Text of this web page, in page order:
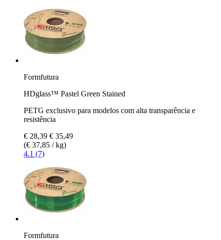
Formfutura
HDglass™ Pastel Green Stained
PETG exclusivo para modelos com alta transparência e
resistência
€ 28,39 € 35,49
(€ 37,85 / kg)
4.1 (7)
Formfutura